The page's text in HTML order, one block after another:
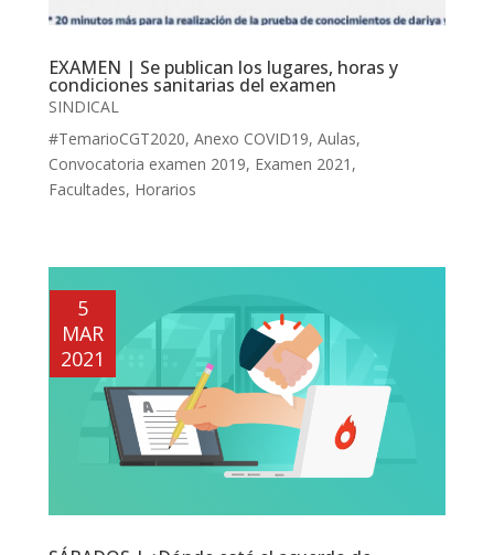
EXAMEN | Se publican los lugares, horas y
condiciones sanitarias del examen
SINDICAL
#TemarioCGT2020, Anexo COVID19, Aulas,
Convocatoria examen 2019, Examen 2021 ,
Facultades, Horarios
5
MAR
2021